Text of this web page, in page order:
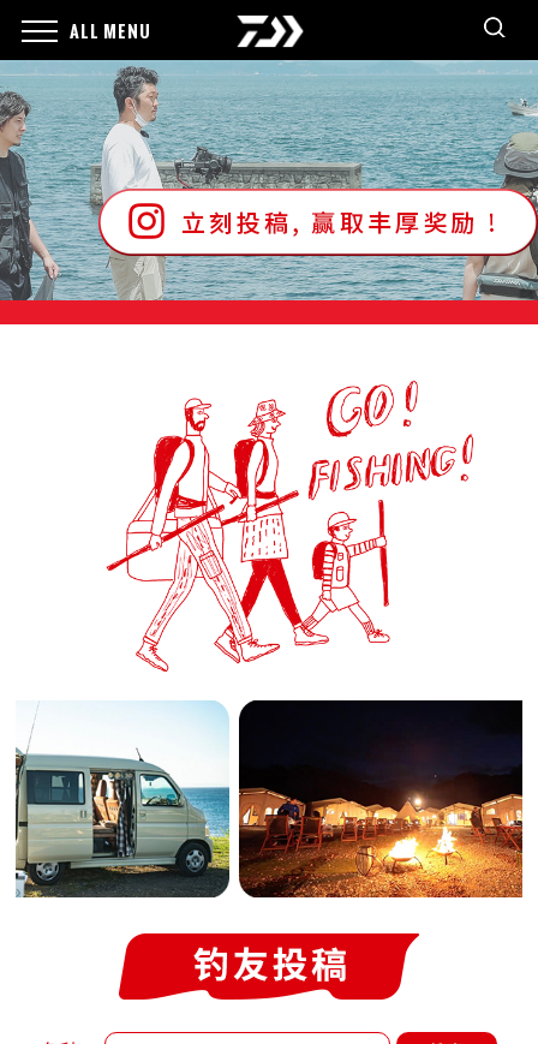
ALL MENU